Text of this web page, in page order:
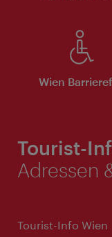
Wien
Tourist-
Adressen
Tourist-Info Wien